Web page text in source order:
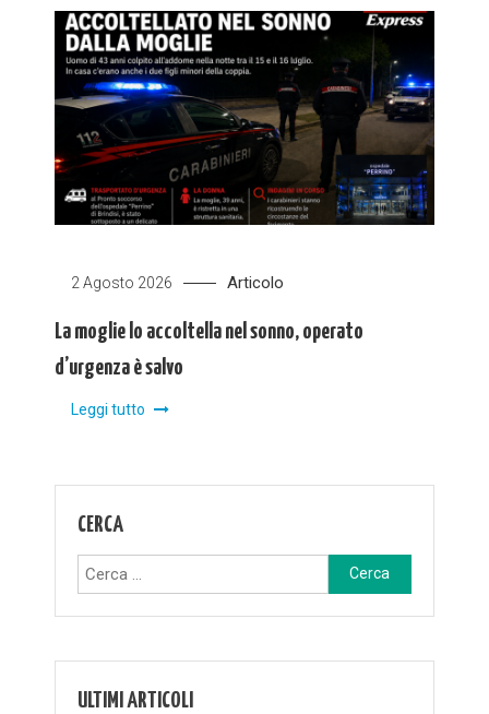
2 Agosto 2026 Articolo
La moglie lo accoltella nel sonno, operato
d’urgenza è salvo
Leggi tutto
CERCA
Ricerca
per:
ULTIMI ARTICOLI